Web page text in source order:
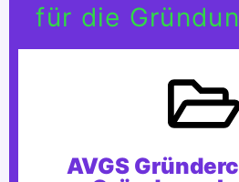
für die
AVGS